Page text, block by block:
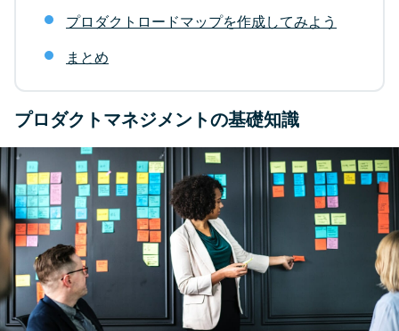
プロダクトロードマップを作成してみよう
まとめ
プロダクトマネジメントの基礎知識